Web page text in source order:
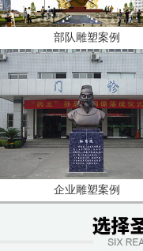
部队雕塑案例
企业雕塑案例